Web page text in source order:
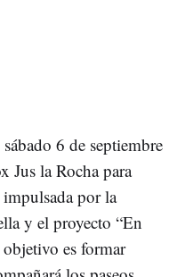
6 de septiembre
Jus la Rocha para
por la
y el proyecto “En
es formar